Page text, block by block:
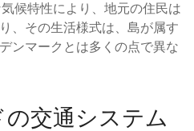
候特性により、地元の住民は
、その生活様式は、島が属す
ンマークとは多くの点で異な
交通システム